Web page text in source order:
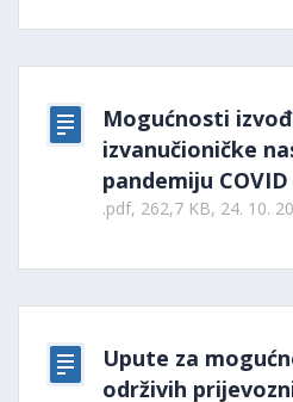
Mogućnosti
izvanučioničke
pandemiju COVID
.pdf, 262,7 KB, 24. 10.
Upute za
održivih